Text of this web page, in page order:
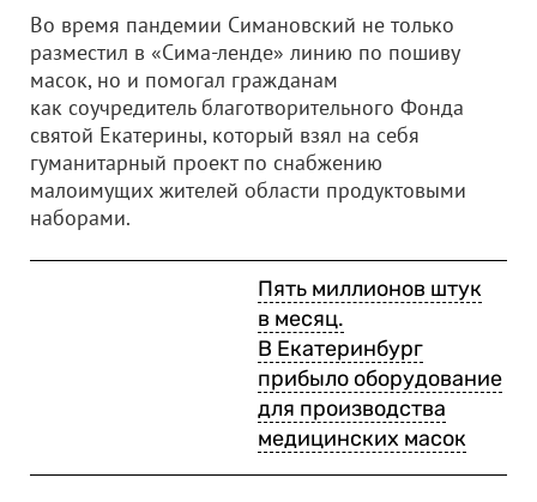
Во время пандемии Симановский не только
разместил в «Сима-ленде» линию по пошиву
масок, но и помогал гражданам
как соучредитель благотворительного Фонда
святой Екатерины, который взял на себя
гуманитарный проект по снабжению
малоимущих жителей области продуктовыми
наборами.
Пять миллионов штук
в месяц.
В Екатеринбург
прибыло оборудование
для производства
медицинских масок